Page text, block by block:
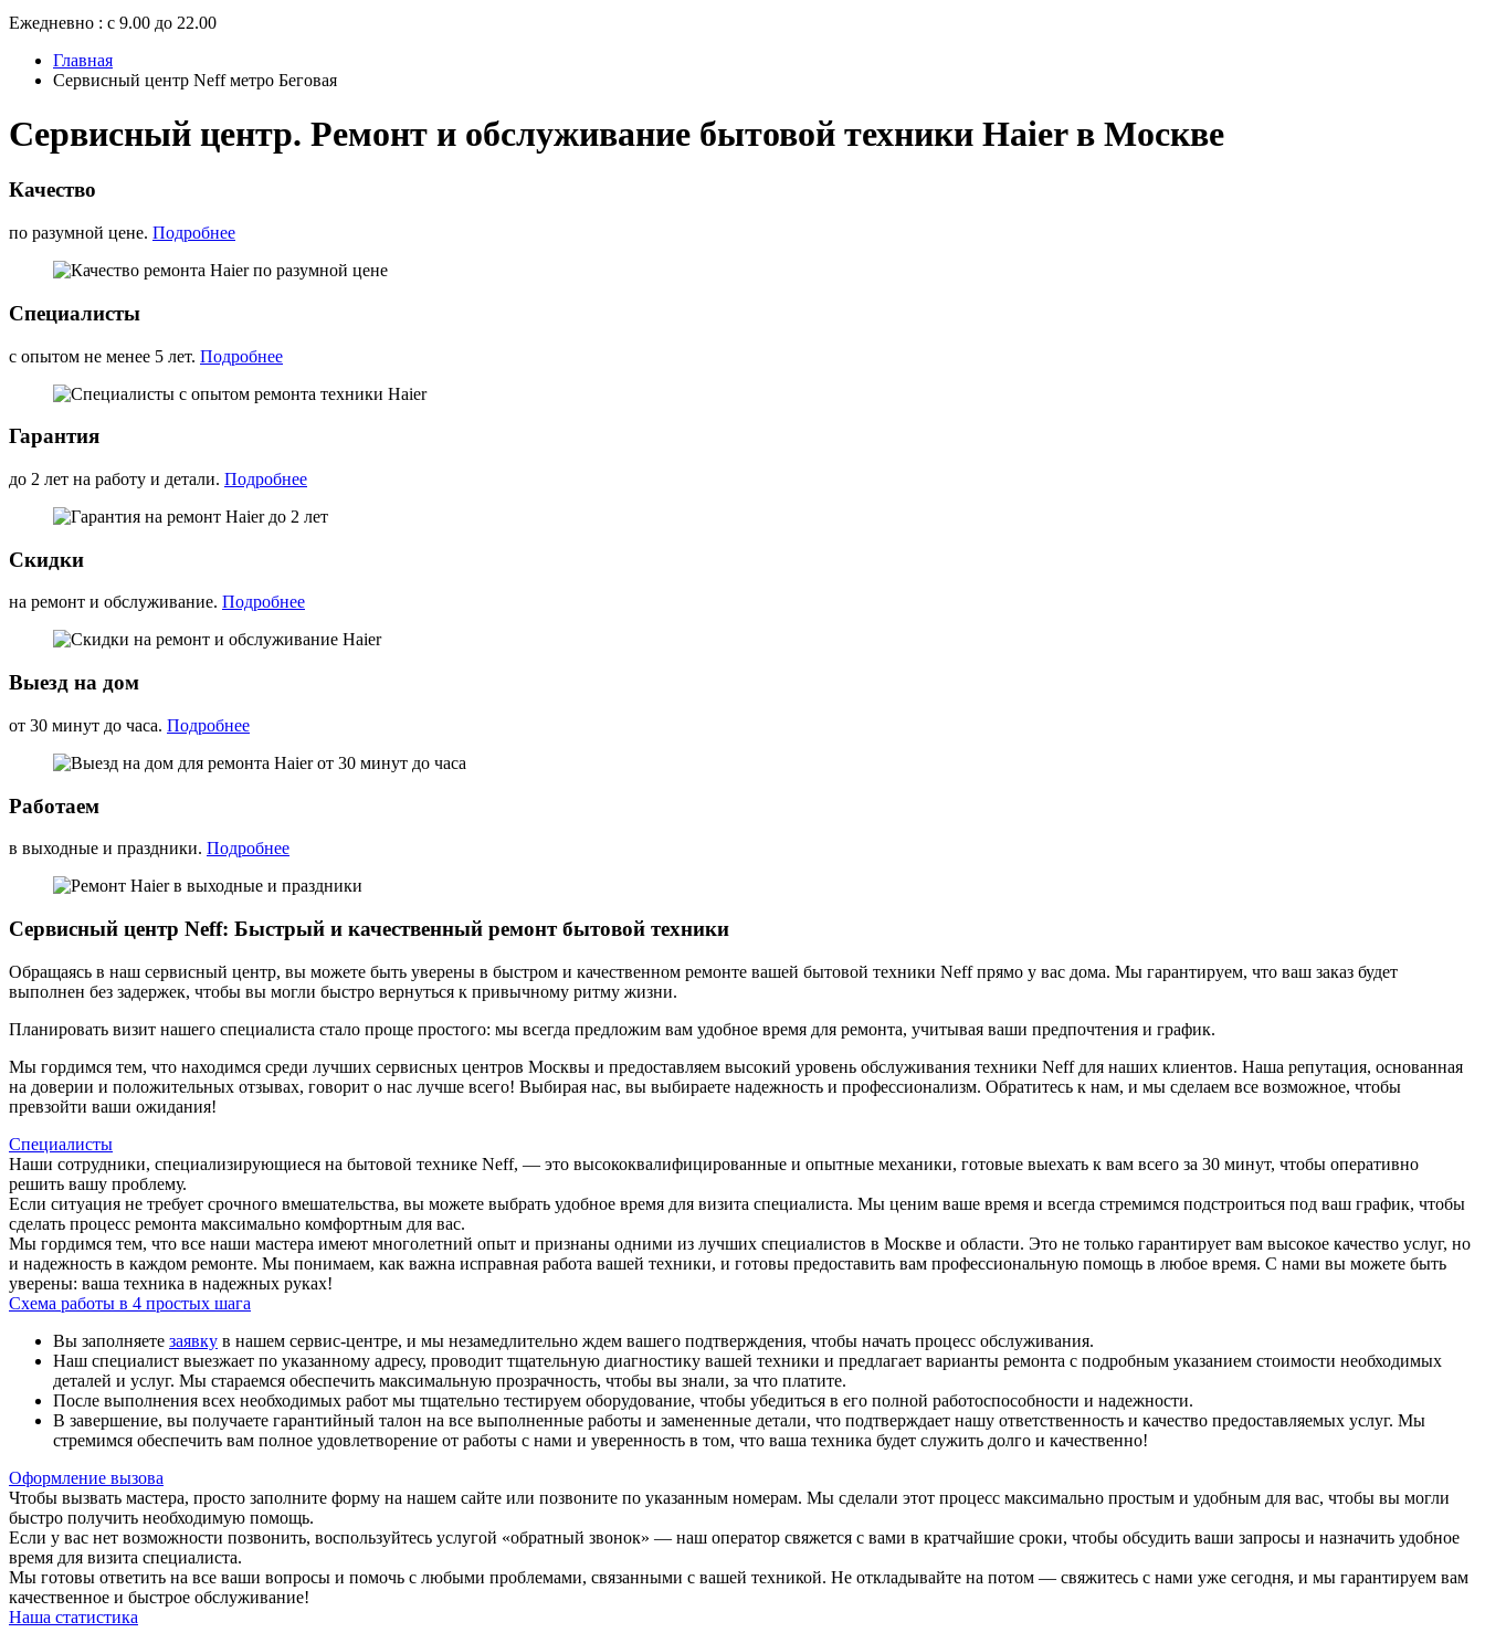
Ежедневно : с 9.00 до 22.00
Главная
Сервисный центр Neff метро Беговая
Сервисный центр. Ремонт и обслуживание бытовой техники Haier в Москве
Качество
по разумной цене. Подробнее
Специалисты
с опытом не менее 5 лет. Подробнее
Гарантия
до 2 лет на работу и детали. Подробнее
Скидки
на ремонт и обслуживание. Подробнее
Выезд на дом
от 30 минут до часа. Подробнее
Работаем
в выходные и праздники. Подробнее
Сервисный центр Neff: Быстрый и качественный ремонт бытовой техники
Обращаясь в наш сервисный центр, вы можете быть уверены в быстром и качественном ремонте вашей бытовой техники Neff прямо у вас дома. Мы гарантируем, что ваш заказ будет
выполнен без задержек, чтобы вы могли быстро вернуться к привычному ритму жизни.
Планировать визит нашего специалиста стало проще простого: мы всегда предложим вам удобное время для ремонта, учитывая ваши предпочтения и график.
Мы гордимся тем, что находимся среди лучших сервисных центров Москвы и предоставляем высокий уровень обслуживания техники Neff для наших клиентов. Наша репутация, основанная
на доверии и положительных отзывах, говорит о нас лучше всего! Выбирая нас, вы выбираете надежность и профессионализм. Обратитесь к нам, и мы сделаем все возможное, чтобы
превзойти ваши ожидания!
Специалисты
Наши сотрудники, специализирующиеся на бытовой технике Neff, — это высококвалифицированные и опытные механики, готовые выехать к вам всего за 30 минут, чтобы оперативно
решить вашу проблему.
Если ситуация не требует срочного вмешательства, вы можете выбрать удобное время для визита специалиста. Мы ценим ваше время и всегда стремимся подстроиться под ваш график, чтобы
сделать процесс ремонта максимально комфортным для вас.
Мы гордимся тем, что все наши мастера имеют многолетний опыт и признаны одними из лучших специалистов в Москве и области. Это не только гарантирует вам высокое качество услуг, но
и надежность в каждом ремонте. Мы понимаем, как важна исправная работа вашей техники, и готовы предоставить вам профессиональную помощь в любое время. С нами вы можете быть
уверены: ваша техника в надежных руках!
Схема работы в 4 простых шага
Вы заполняете заявку в нашем сервис-центре, и мы незамедлительно ждем вашего подтверждения, чтобы начать процесс обслуживания.
Наш специалист выезжает по указанному адресу, проводит тщательную диагностику вашей техники и предлагает варианты ремонта с подробным указанием стоимости необходимых
деталей и услуг. Мы стараемся обеспечить максимальную прозрачность, чтобы вы знали, за что платите.
После выполнения всех необходимых работ мы тщательно тестируем оборудование, чтобы убедиться в его полной работоспособности и надежности.
В завершение, вы получаете гарантийный талон на все выполненные работы и замененные детали, что подтверждает нашу ответственность и качество предоставляемых услуг. Мы
стремимся обеспечить вам полное удовлетворение от работы с нами и уверенность в том, что ваша техника будет служить долго и качественно!
Оформление вызова
Чтобы вызвать мастера, просто заполните форму на нашем сайте или позвоните по указанным номерам. Мы сделали этот процесс максимально простым и удобным для вас, чтобы вы могли
быстро получить необходимую помощь.
Если у вас нет возможности позвонить, воспользуйтесь услугой «обратный звонок» — наш оператор свяжется с вами в кратчайшие сроки, чтобы обсудить ваши запросы и назначить удобное
время для визита специалиста.
Мы готовы ответить на все ваши вопросы и помочь с любыми проблемами, связанными с вашей техникой. Не откладывайте на потом — свяжитесь с нами уже сегодня, и мы гарантируем вам
качественное и быстрое обслуживание!
Наша статистика